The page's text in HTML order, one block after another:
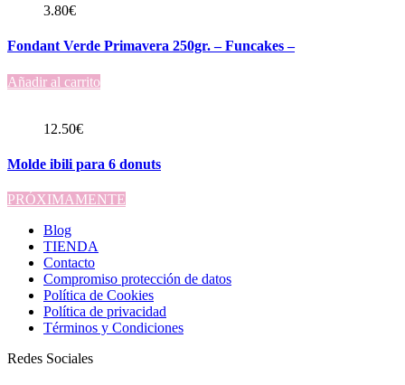
3.80€
Fondant Verde Primavera 250gr. – Funcakes –
Añadir al carrito
12.50€
Molde ibili para 6 donuts
PRÓXIMAMENTE
Blog
TIENDA
Contacto
Compromiso protección de datos
Política de Cookies
Política de privacidad
Términos y Condiciones
Redes Sociales